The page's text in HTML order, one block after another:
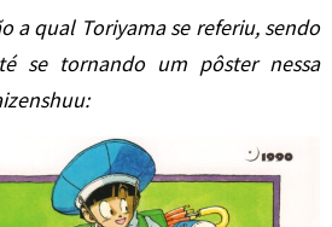
a qual Toriyama se referiu, sendo
se tornando um pôster nessa